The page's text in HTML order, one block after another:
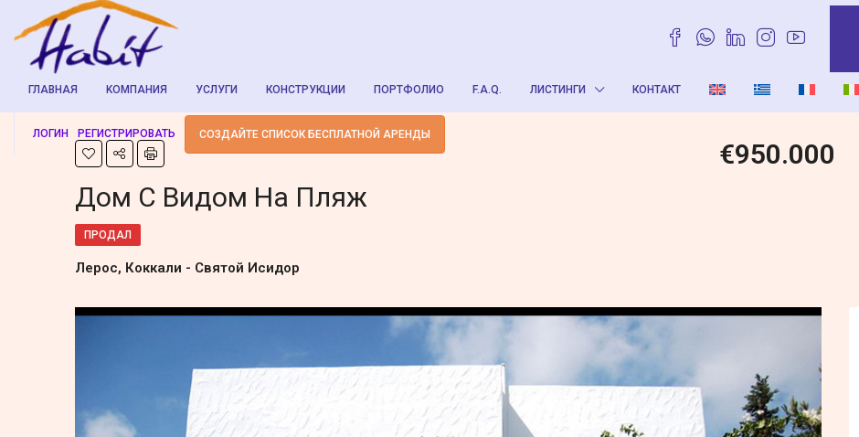
ГЛАВНАЯ KОМПАНИЯ УСЛУГИ КОНСТРУКЦИИ ПОРТФОЛИО F.A.Q. ЛИСТИНГИ КОНТАКТ
ЛОГИН РЕГИСТРИРОВАТЬ СОЗДАЙТЕ СПИСОК БЕСПЛАТНОЙ АРЕНДЫ
€950.000
Дом С Видом На Пляж
ПРОДАЛ
Лерос, Коккали - Святой Исидор